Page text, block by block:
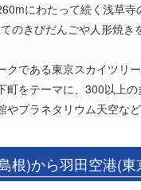
にわたって続く浅草
のきびだんごや人形焼き
クである東京スカイツリ
町をテーマに、300以上
やプラネタリウム天空な
根)から羽田空港(